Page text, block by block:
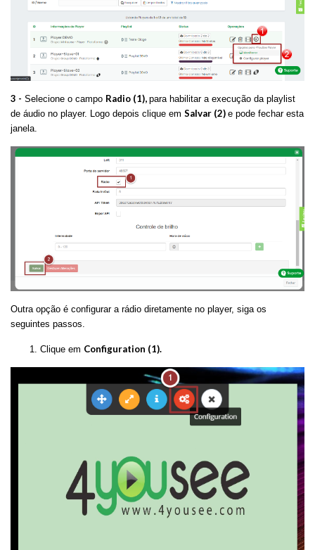
3 - Selecione o campo Radio (1), para habilitar a execução da playlist
de áudio no player. Logo depois clique em Salvar (2) e pode fechar esta
janela.
Outra opção é configurar a rádio diretamente no player, siga os
seguintes passos.
1. Clique em Configuration (1).